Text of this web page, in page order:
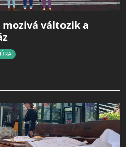
változik a